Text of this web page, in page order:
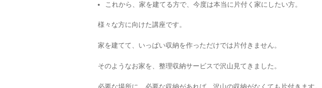
これから、家を建てる方で、今度は本当に片付く家にしたい方。
様々な方に向けた講座です。
家を建てて、いっぱい収納を作っただけでは片付きません。
そのようなお家を、整理収納サービスで沢山見てきました。